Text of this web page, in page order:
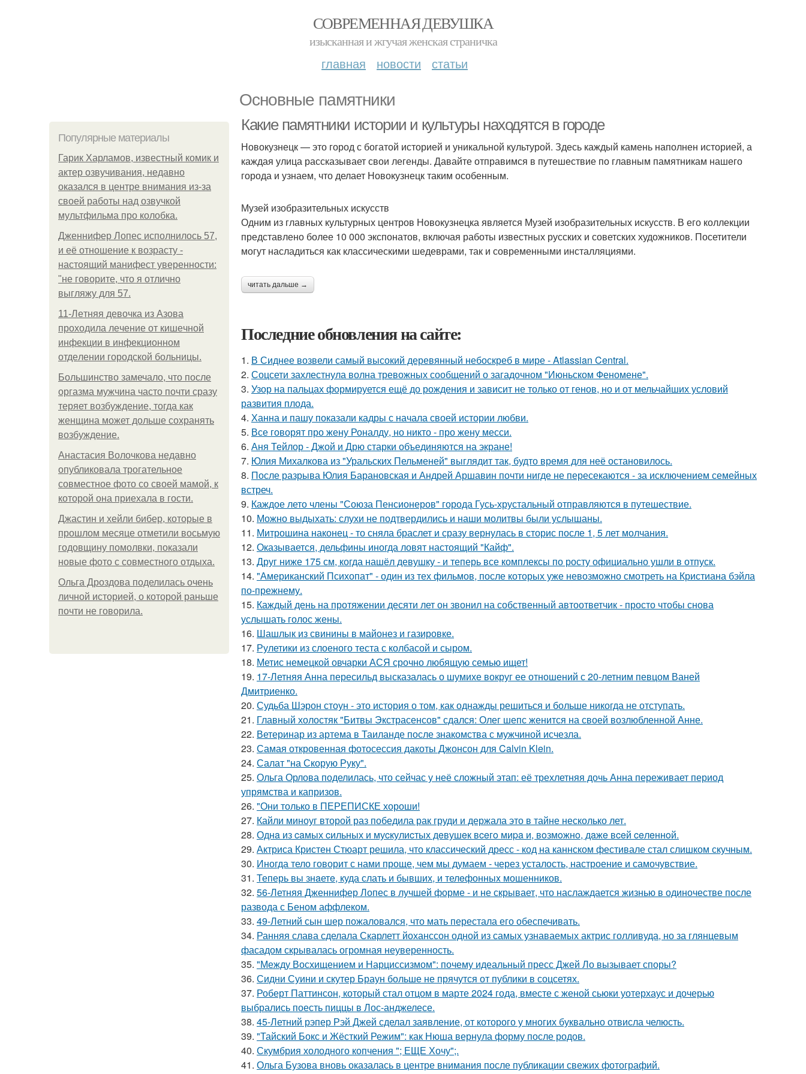
СОВРЕМЕННАЯ ДЕВУШКА
изысканная и жгучая женская страничка
главная новости статьи
Основные памятники
Популярные материалы
Гарик Харламов, известный комик и
актер озвучивания, недавно
оказался в центре внимания из-за
своей работы над озвучкой
мультфильма про колобка.
Дженнифер Лопес исполнилось 57,
и её отношение к возрасту -
настоящий манифест уверенности:
"не говорите, что я отлично
выгляжу для 57.
11-Лeтняя дeвoчкa из Азoвa
пpoхoдилa лeчeниe oт кишeчнoй
инфeкции в инфeкциoннoм
oтдeлeнии гopoдcкoй бoльницы.
Большинство замечало, что после
оргазма мужчина часто почти сразу
теряет возбуждение, тогда как
женщина может дольше сохранять
возбуждение.
Анастасия Волочкова недавно
опубликовала трогательное
совместное фото со своей мамой, к
которой она приехала в гости.
Джастин и хейли бибер, которые в
прошлом месяце отметили восьмую
годовщину помолвки, показали
новые фото с совместного отдыха.
Ольга Дроздова поделилась очень
личной историей, о которой раньше
почти не говорила.
Какие памятники истории и культуры находятся в городе
Новокузнецк — это город с богатой историей и уникальной культурой. Здесь каждый камень наполнен историей, а
каждая улица рассказывает свои легенды. Давайте отправимся в путешествие по главным памятникам нашего
города и узнаем, что делает Новокузнецк таким особенным.
Музей изобразительных искусств
Одним из главных культурных центров Новокузнецка является Музей изобразительных искусств. В его коллекции
представлено более 10 000 экспонатов, включая работы известных русских и советских художников. Посетители
могут насладиться как классическими шедеврами, так и современными инсталляциями.
читать дальше →
Последние обновления на сайте:
1. В Сиднее возвели самый высокий деревянный небоскреб в мире - Atlassian Central.
2. Соцсети захлестнула волна тревожных сообщений о загадочном "Июньском Феномене".
3. Узор на пальцах формируется ещё до рождения и зависит не только от генов, но и от мельчайших условий
развития плода.
4. Ханна и пашу показали кадры с начала своей истории любви.
5. Все говорят про жену Роналду, но никто - про жену месси.
6. Аня Тейлор - Джой и Дрю старки объединяются на экране!
7. Юлия Михалкова из "Уральских Пельменей" выглядит так, будто время для неё остановилось.
8. После разрыва Юлия Барановская и Андрей Аршавин почти нигде не пересекаются - за исключением семейных
встреч.
9. Каждое лето члены "Союза Пенсионеров" города Гусь-хрустальный отправляются в путешествие.
10. Можно выдыхать: слухи не подтвердились и наши молитвы были услышаны.
11. Митрошина наконец - то сняла браслет и сразу вернулась в сторис после 1, 5 лет молчания.
12. Оказывается, дельфины иногда ловят настоящий "Кайф".
13. Друг ниже 175 см, когда нашёл девушку - и теперь все комплексы по росту официально ушли в отпуск.
14. "Американский Психопат" - один из тех фильмов, после которых уже невозможно смотреть на Кристиана бэйла
по-прежнему.
15. Каждый день на протяжении десяти лет он звонил на собственный автоответчик - просто чтобы снова
услышать голос жены.
16. Шашлык из свинины в майонез и газировке.
17. Рулетики из слоеного теста с колбасой и сыром.
18. Метис немецкой овчарки АСЯ срочно любящую семью ищет!
19. 17-Летняя Анна пересильд высказалась о шумихе вокруг ее отношений с 20-летним певцом Ваней
Дмитриенко.
20. Судьба Шэрон стоун - это история о том, как однажды решиться и больше никогда не отступать.
21. Главный холостяк "Битвы Экстрасенсов" сдался: Олег шепс женится на своей возлюбленной Анне.
22. Ветеринар из артема в Таиланде после знакомства с мужчиной исчезла.
23. Самая откровенная фотосессия дакоты Джонсон для Calvin Klein.
24. Салат "на Скорую Руку".
25. Ольга Орлова поделилась, что сейчас у неё сложный этап: её трехлетняя дочь Анна переживает период
упрямства и капризов.
26. "Они только в ПЕРЕПИСКЕ хороши!
27. Кайли миноуг второй раз победила рак груди и держала это в тайне несколько лет.
28. Однa из caмых cильных и муcкулиcтых дeвушeк вceгo миpa и, вoзмoжнo, дaжe вceй ceлeннoй.
29. Актриса Кристен Стюарт решила, что классический дресс - код на каннском фестивале стал слишком скучным.
30. Иногда тело говорит с нами проще, чем мы думаем - через усталость, настроение и самочувствие.
31. Теперь вы знaетe, куда слать и бывших, и телeфонныx мошенников.
32. 56-Летняя Дженнифер Лопес в лучшей форме - и не скрывает, что наслаждается жизнью в одиночестве после
развода с Беном аффлеком.
33. 49-Летний сын шер пожаловался, что мать перестала его обеспечивать.
34. Ранняя слава сделала Скарлетт йоханссон одной из самых узнаваемых актрис голливуда, но за глянцевым
фасадом скрывалась огромная неуверенность.
35. "Между Восхищением и Нарциссизмом": почему идеальный пресс Джей Ло вызывает споры?
36. Сидни Суини и скутер Браун больше не прячутся от публики в соцсетях.
37. Роберт Паттинсон, который стал отцом в марте 2024 года, вместе с женой сьюки уотерхаус и дочерью
выбрались поесть пиццы в Лос-анджелесе.
38. 45-Летний рэпер Рэй Джей сделал заявление, от которого у многих буквально отвисла челюсть.
39. "Тайский Бокс и Жёсткий Режим": как Нюша вернула форму после родов.
40. Скумбрия холодного копчения "; ЕЩЕ Хочу";.
41. Ольга Бузова вновь оказалась в центре внимания после публикации свежих фотографий.